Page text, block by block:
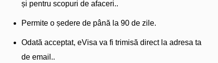
și pentru scopuri de afaceri..
Permite o ședere de până la 90 de zile.
Odată acceptat, eVisa va fi trimisă direct la adresa ta
de email..